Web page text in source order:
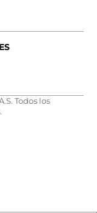
Todos los